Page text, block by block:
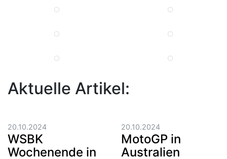
Aktuelle Artikel:
20.10.2024
WSBK
Wochenende in
20.10.2024
MotoGP in
Australien